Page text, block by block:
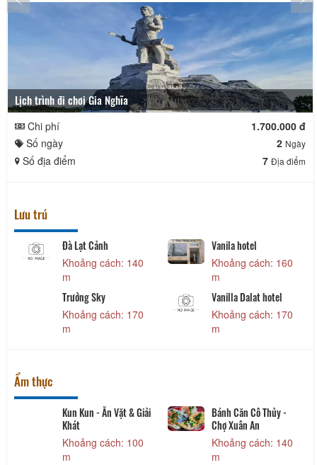
Lịch trình đi chơi Gia Nghĩa
Chi phí
1.700.000 đ
Số ngày
2 Ngày
Số địa điểm 7 Địa điểm
Lưu trú
Đà Lạt Cảnh
Khoảng cách: 140
m
Vanila hotel
Khoảng cách: 160
m
Trưởng Sky
Khoảng cách: 170
m
Vanilla Dalat hotel
Khoảng cách: 170
m
Ẩm thực
Kun Kun - Ăn Vặt & Giải
Khát
Khoảng cách: 100
m
Bánh Căn Cô Thủy -
Chợ Xuân An
Khoảng cách: 140
m